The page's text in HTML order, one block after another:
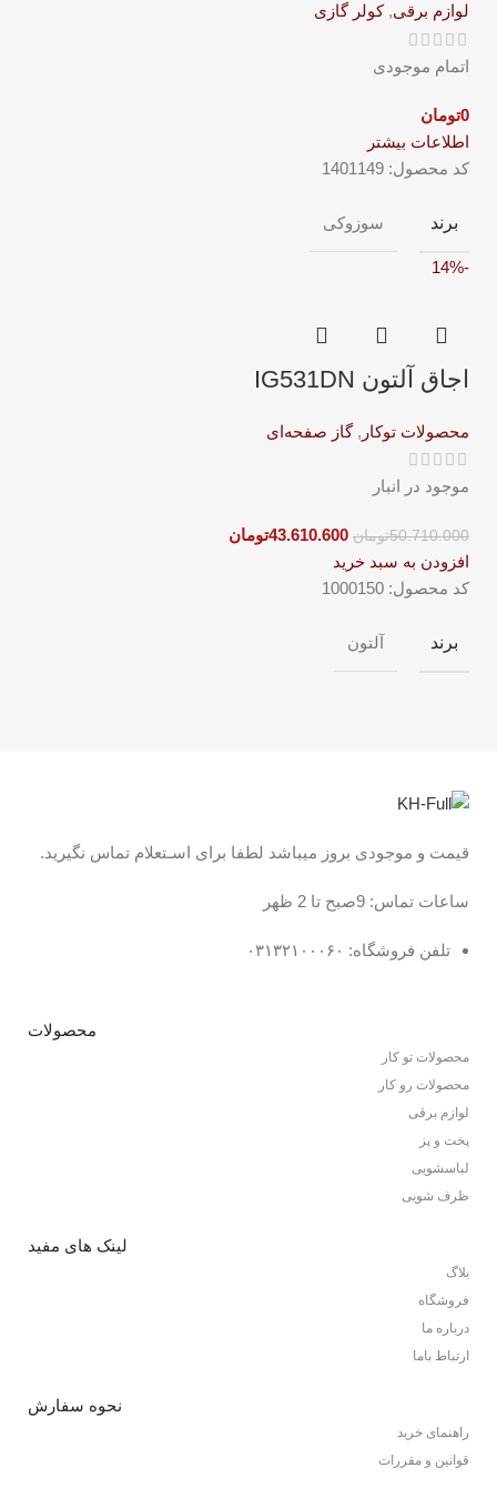
لوازم برقی,کولر گازی
اتمام موجودی
0تومان
اطلاعات بیشتر
کد محصول: 1401149
برند سوزوکی
-14%
اجاق آلتون IG531DN
محصولات توکار ,گاز صفحه‌ای
موجود در انبار
50.710.000تومان 43.610.600تومان
افزودن به سبد خرید
کد محصول: 1000150
برند آلتون
قیمت و موجودی بروز میباشد لطفا برای اسـتعلام تماس نگیرید.
ساعات تماس: 9صبح تا 2 ظهر
تلفن فروشگاه: ۰۳۱۳۲۱۰۰۰۶۰
محصولات
محصولات تو کار
محصولات رو کار
لوازم برقی
پخت و پز
لباسشویی
ظرف شویی
لینک های مفید
بلاگ
فروشگاه
درباره ما
ارتباط باما
نحوه سفارش
راهنمای خرید
قوانین و مقررات